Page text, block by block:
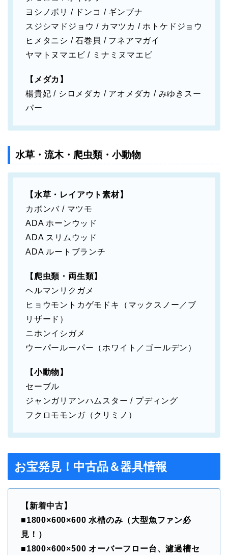
ヨシノボリ / ドンコ / ギンブナ
スジシマドジョウ / カマツカ / ホトケドジョウ
ヒメタニシ / 石巻貝 / フネアマガイ
ヤマトヌマエビ / ミナミヌマエビ
【メダカ】
楊貴妃 / シロメダカ / アオメダカ / みゆきスー
パー
水草・流木・爬虫類・小動物
【水草・レイアウト素材】
カボンバ / マツモ
ADA ホーンウッド
ADA スリムウッド
ADA ルートブランチ
【爬虫類・両生類】
ヘルマンリクガメ
ヒョウモントカゲモドキ（マックスノー／ブ
リザード）
ニホンイシガメ
ウーパールーパー（ホワイト／ゴールデン）
【小動物】
セーブル
ジャンガリアンハムスター / プディング
フクロモモンガ（クリミノ）
お宝発見！中古品＆器具情報
【新着中古】
■1800×600×600 水槽のみ（大型魚ファン必
見！）
■1800×600×500 オーバーフロー台、濾過槽セ